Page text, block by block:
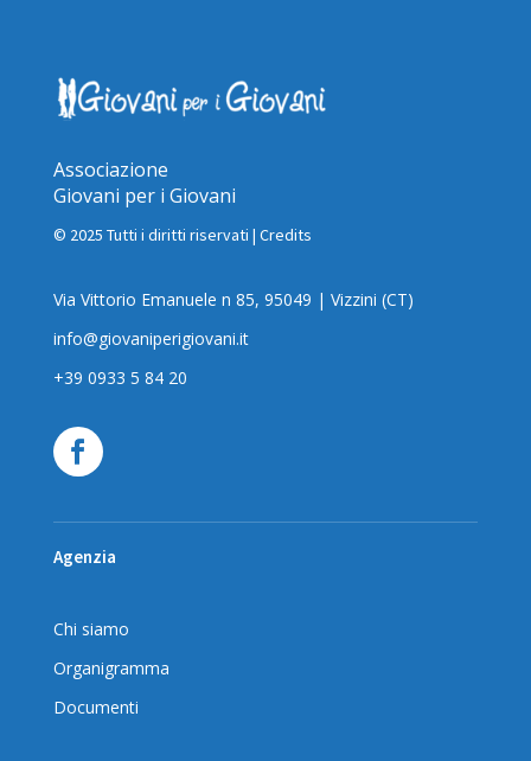
Associazione
Giovani per i Giovani
© 2025 Tutti i diritti riservati | Credits
Via Vittorio Emanuele n 85, 95049 | Vizzini (CT)
info@giovaniperigiovani.it
+39 0933 5 84 20
Agenzia
Chi siamo
Organigramma
Documenti